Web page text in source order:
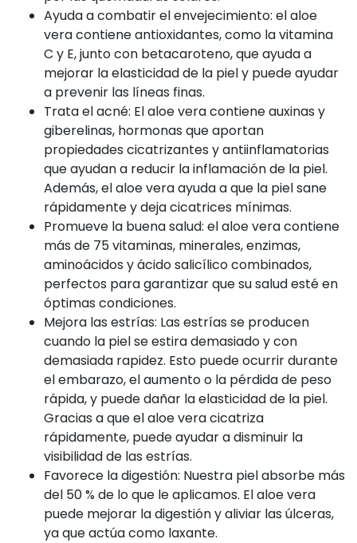
Ayuda a combatir el envejecimiento: el aloe
vera contiene antioxidantes, como la vitamina
C y E, junto con betacaroteno, que ayuda a
mejorar la elasticidad de la piel y puede ayudar
a prevenir las líneas finas.
Trata el acné: El aloe vera contiene auxinas y
giberelinas, hormonas que aportan
propiedades cicatrizantes y antiinflamatorias
que ayudan a reducir la inflamación de la piel.
Además, el aloe vera ayuda a que la piel sane
rápidamente y deja cicatrices mínimas.
Promueve la buena salud: el aloe vera contiene
más de 75 vitaminas, minerales, enzimas,
aminoácidos y ácido salicílico combinados,
perfectos para garantizar que su salud esté en
óptimas condiciones.
Mejora las estrías: Las estrías se producen
cuando la piel se estira demasiado y con
demasiada rapidez. Esto puede ocurrir durante
el embarazo, el aumento o la pérdida de peso
rápida, y puede dañar la elasticidad de la piel.
Gracias a que el aloe vera cicatriza
rápidamente, puede ayudar a disminuir la
visibilidad de las estrías.
Favorece la digestión: Nuestra piel absorbe más
del 50 % de lo que le aplicamos. El aloe vera
puede mejorar la digestión y aliviar las úlceras,
ya que actúa como laxante.